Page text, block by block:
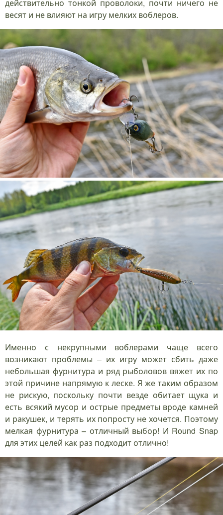
действительно тонкой проволоки, почти ничего не
весят и не влияют на игру мелких воблеров.
Именно с некрупными воблерами чаще всего
возникают проблемы – их игру может сбить даже
небольшая фурнитура и ряд рыболовов вяжет их по
этой причине напрямую к леске. Я же таким образом
не рискую, поскольку почти везде обитает щука и
есть всякий мусор и острые предметы вроде камней
и ракушек, и терять их попросту не хочется. Поэтому
мелкая фурнитура – отличный выбор! И Round Snap
для этих целей как раз подходит отлично!